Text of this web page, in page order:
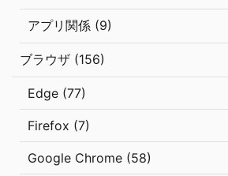
アプリ関係 (9)
ブラウザ (156)
Edge (77)
Firefox (7)
Google Chrome (58)